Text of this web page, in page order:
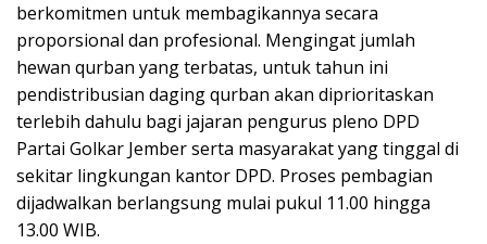
berkomitmen untuk membagikannya secara
proporsional dan profesional. Mengingat jumlah
hewan qurban yang terbatas, untuk tahun ini
pendistribusian daging qurban akan diprioritaskan
terlebih dahulu bagi jajaran pengurus pleno DPD
Partai Golkar Jember serta masyarakat yang tinggal di
sekitar lingkungan kantor DPD. Proses pembagian
dijadwalkan berlangsung mulai pukul 11.00 hingga
13.00 WIB.